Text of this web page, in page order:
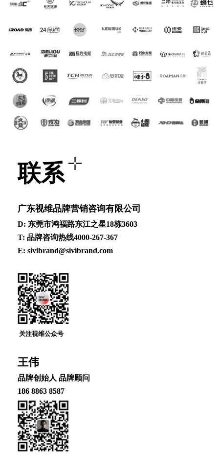
联系
⼴东视维品牌营销咨询有限公司
D: 东莞市鸿福路东江之星18栋3603
T: 品牌咨询热线4000-267-367
E: sivibrand@sivibrand.com
关注视维公众号
王伟
品牌创始⼈ 品牌顾问
186 8863 8587